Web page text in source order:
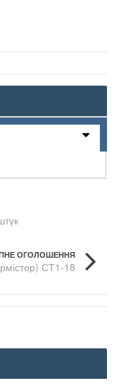
ОГОЛОШЕННЯ
СТ1-18